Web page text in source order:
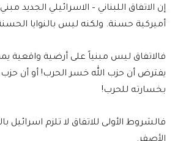
إن الاتفاق اللبناني – الاسرائيلي الجديد
أميركية حسنة. ولكنه ليس بالنوايا
فالاتفاق ليس مبنياً على أرضية واقعية
يفترض أن حزب الله خسر الحرب! أو أن حزب
بخسارته للحرب!
فالشروط الأولى للاتفاق لا تلزم